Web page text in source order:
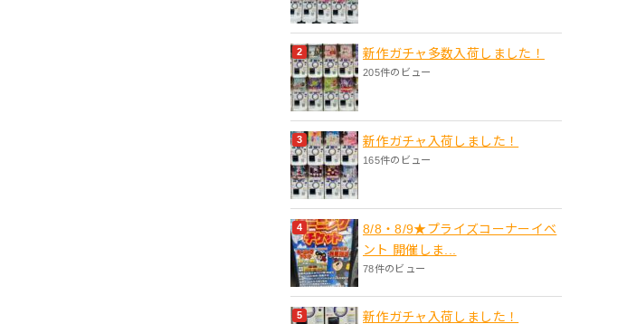
新作ガチャ多数入荷しました！
205件のビュー
新作ガチャ入荷しました！
165件のビュー
8/8・8/9★プライズコーナーイベ
ント 開催しま...
78件のビュー
新作ガチャ入荷しました！